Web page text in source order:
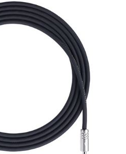
ウクレレ
パーカッション
電子ピアノ
その他楽器